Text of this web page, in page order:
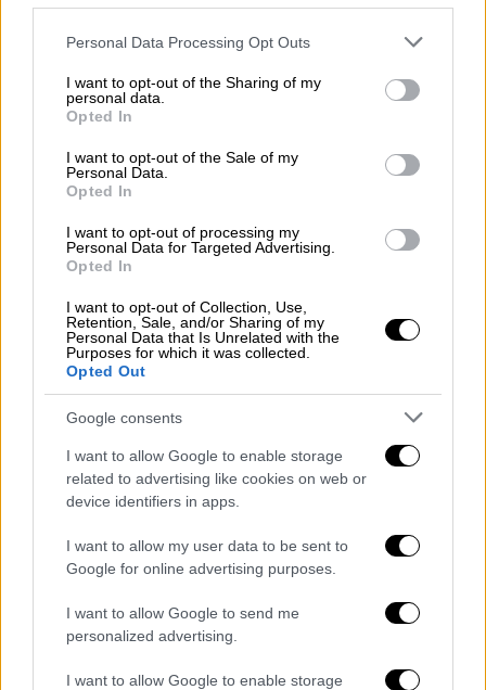
Please note that this website/app uses one or more Google
not limited to your visit or usage behaviour. You may click to
grant or deny consent to Google and its third-party tags to
use your data for below specified purposes in below Google
consent section.
Personal Data Processing Opt Outs
I want to opt-out of the Sharing of my
personal data.
Opted In
I want to opt-out of the Sale of my
Personal Data.
Opted In
I want to opt-out of processing my
Personal Data for Targeted Advertising.
Opted In
I want to opt-out of Collection, Use,
Retention, Sale, and/or Sharing of my
Personal Data that Is Unrelated with the
Purposes for which it was collected.
Opted Out
Google consents
I want to allow Google to enable storage
related to advertising like cookies on web or
device identifiers in apps.
I want to allow my user data to be sent to
Google for online advertising purposes.
I want to allow Google to send me
personalized advertising.
I want to allow Google to enable storage
Ο Σαλάχ έμεινε στη Λίβερπουλ -
Υπέγραψε νέο διετές συμβόλαιο
Η παραμονή του Αιγύπτιου σταρ πέρασε από
χίλια κύματα